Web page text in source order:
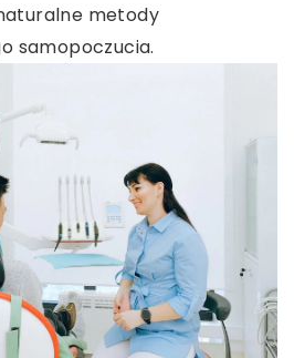
metody
samopoczucia.